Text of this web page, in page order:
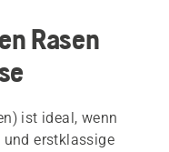
Rasen
ist ideal, wenn
und erstklassige